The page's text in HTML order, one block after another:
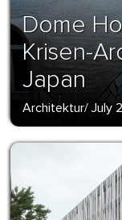
Dome
Krisen-
Japan
Architektur/ July